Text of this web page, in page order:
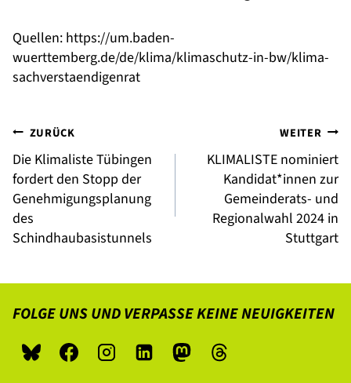
Quellen: https://um.baden-
wuerttemberg.de/de/klima/klimaschutz-in-bw/klima-
sachverstaendigenrat
Beitragsnavigation
ZURÜCK
Die Klimaliste Tübingen
fordert den Stopp der
Genehmigungsplanung
des
Schindhaubasistunnels
WEITER
KLIMALISTE nominiert
Kandidat*innen zur
Gemeinderats- und
Regionalwahl 2024 in
Stuttgart
FOLGE UNS UND VERPASSE KEINE NEUIGKEITEN